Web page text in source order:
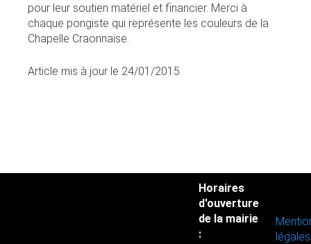
pour leur soutien matériel et financier. Merci à
chaque pongiste qui représente les couleurs de la
Chapelle Craonnaise.
Article mis à jour le 24/01/2015
Horaires
d'ouverture
de la mairie
:
légales